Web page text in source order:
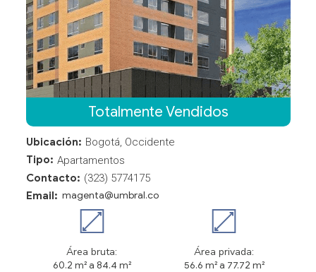
Totalmente Vendidos
Ubicación: Bogotá, Occidente
Tipo: Apartamentos
Contacto: (323) 5774175
Email: magenta@umbral.co
Área bruta:
60.2 m² a 84.4 m²
Área privada:
56.6 m² a 77.72 m²